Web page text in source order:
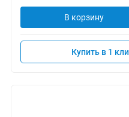
В корзину
Купить в 1